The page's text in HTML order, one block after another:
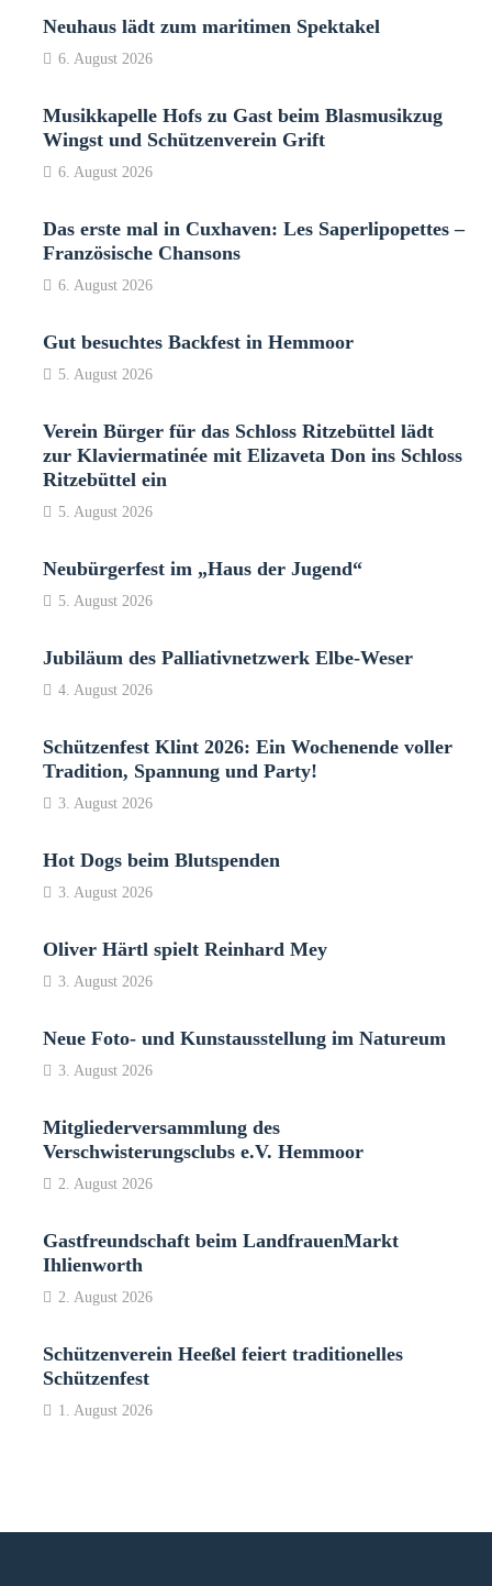
Neuhaus lädt zum maritimen Spektakel
6. August 2026
Musikkapelle Hofs zu Gast beim Blasmusikzug
Wingst und Schützenverein Grift
6. August 2026
Das erste mal in Cuxhaven: Les Saperlipopettes –
Französische Chansons
6. August 2026
Gut besuchtes Backfest in Hemmoor
5. August 2026
Verein Bürger für das Schloss Ritzebüttel lädt
zur Klaviermatinée mit Elizaveta Don ins Schloss
Ritzebüttel ein
5. August 2026
Neubürgerfest im „Haus der Jugend“
5. August 2026
Jubiläum des Palliativnetzwerk Elbe-Weser
4. August 2026
Schützenfest Klint 2026: Ein Wochenende voller
Tradition, Spannung und Party!
3. August 2026
Hot Dogs beim Blutspenden
3. August 2026
Oliver Härtl spielt Reinhard Mey
3. August 2026
Neue Foto- und Kunstausstellung im Natureum
3. August 2026
Mitgliederversammlung des
Verschwisterungsclubs e.V. Hemmoor
2. August 2026
Gastfreundschaft beim LandfrauenMarkt
Ihlienworth
2. August 2026
Schützenverein Heeßel feiert traditionelles
Schützenfest
1. August 2026